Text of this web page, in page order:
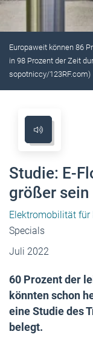
Europaweit können 86
in 98 Prozent der Zeit
sopotniccy/123RF.com)
Studie: E-
größer sein
Elektromobilität
Specials
Juli 2022
60 Prozent der
könnten schon
eine Studie des
belegt.